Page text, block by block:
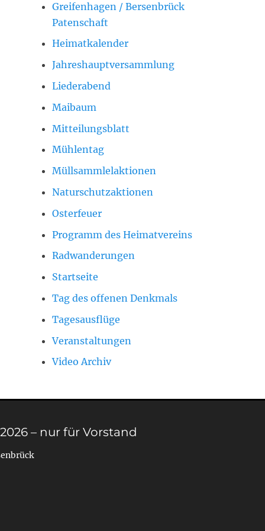
Greifenhagen / Bersenbrück
Patenschaft
Heimatkalender
Jahreshauptversammlung
Liederabend
Maibaum
Mitteilungsblatt
Mühlentag
Müllsammlelaktionen
Naturschutzaktionen
Osterfeuer
Programm des Heimatvereins
Radwanderungen
Startseite
Tag des offenen Denkmals
Tagesausflüge
Veranstaltungen
Video Archiv
– nur für Vorstand